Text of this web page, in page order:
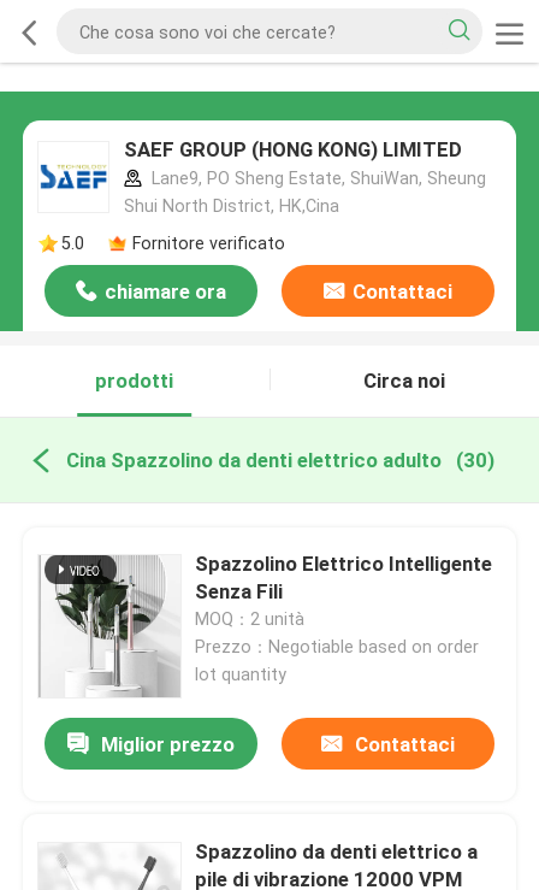
SAEF GROUP (HONG KONG) LIMITED
Lane9, PO Sheng Estate, ShuiWan, Sheung
Shui North District, HK,Cina
5.0
Fornitore verificato
chiamare ora Contattaci
prodotti Circa noi
Cina Spazzolino da denti elettrico adulto (30)
Spazzolino Elettrico Intelligente
Senza Fili
MOQ：2 unità
Prezzo：Negotiable based on order
lot quantity
Miglior prezzo Contattaci
Spazzolino da denti elettrico a
pile di vibrazione 12000 VPM